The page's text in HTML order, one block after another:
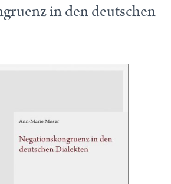
in den deutschen